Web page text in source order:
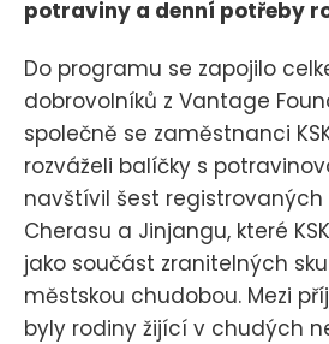
potraviny a denní potřeby
Do programu se zapojilo
dobrovolníků z Vantage
společně se zaměstnanci
rozváželi balíčky s
navštívil šest
Cherasu a Jinjangu, které
jako součást zranitelných
městskou chudobou. Mezi
byly rodiny žijící v chudých